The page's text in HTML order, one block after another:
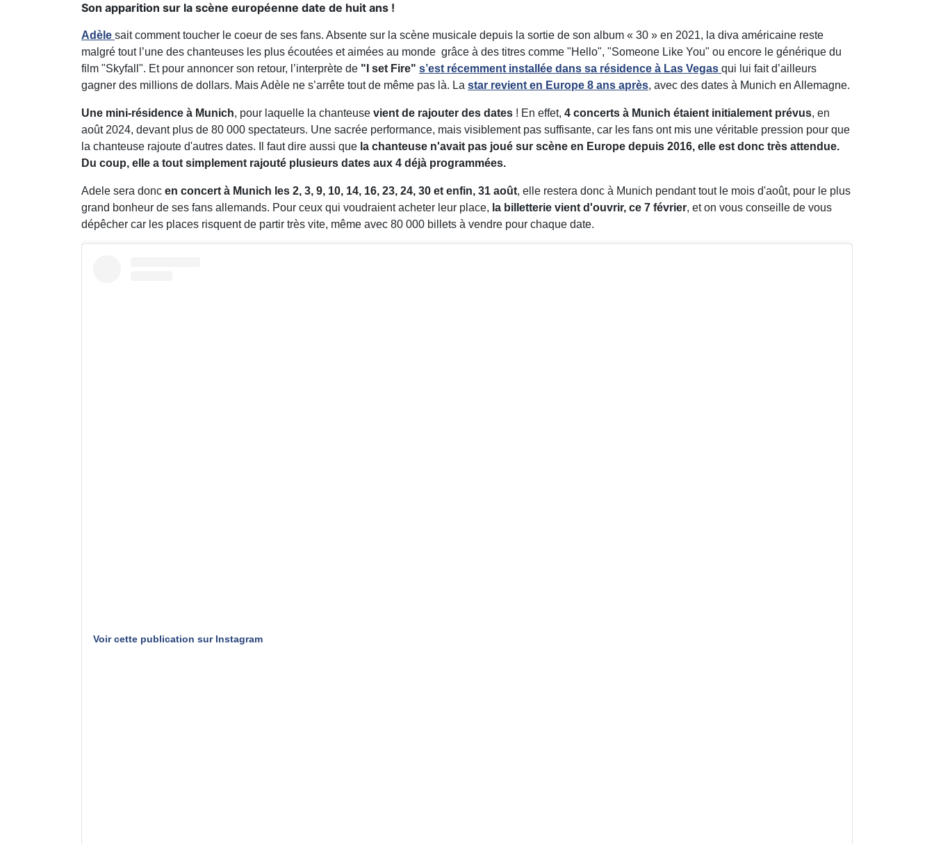
Son apparition sur la scène européenne date de huit ans !
Adèle sait comment toucher le coeur de ses fans. Absente sur la scène musicale depuis la sortie de son album « 30 » en 2021, la diva américaine reste
malgré tout l’une des chanteuses les plus écoutées et aimées au monde grâce à des titres comme "Hello", "Someone Like You" ou encore le générique du
film "Skyfall". Et pour annoncer son retour, l’interprète de "I set Fire" s’est récemment installée dans sa résidence à Las Vegas qui lui fait d’ailleurs
gagner des millions de dollars. Mais Adèle ne s’arrête tout de même pas là. La star revient en Europe 8 ans après, avec des dates à Munich en Allemagne.
Une mini-résidence à Munich, pour laquelle la chanteuse vient de rajouter des dates ! En effet, 4 concerts à Munich étaient initialement prévus, en
août 2024, devant plus de 80 000 spectateurs. Une sacrée performance, mais visiblement pas suffisante, car les fans ont mis une véritable pression pour que
la chanteuse rajoute d'autres dates. Il faut dire aussi que la chanteuse n'avait pas joué sur scène en Europe depuis 2016, elle est donc très attendue.
Du coup, elle a tout simplement rajouté plusieurs dates aux 4 déjà programmées.
Adele sera donc en concert à Munich les 2, 3, 9, 10, 14, 16, 23, 24, 30 et enfin, 31 août, elle restera donc à Munich pendant tout le mois d'août, pour le plus
grand bonheur de ses fans allemands. Pour ceux qui voudraient acheter leur place, la billetterie vient d'ouvrir, ce 7 février, et on vous conseille de vous
dépêcher car les places risquent de partir très vite, même avec 80 000 billets à vendre pour chaque date.
Voir cette publication sur Instagram